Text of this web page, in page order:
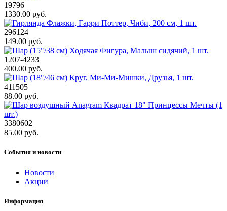
19796
1330.00 руб.
296124
149.00 руб.
1207-4233
400.00 руб.
411505
88.00 руб.
3380602
85.00 руб.
События и новости
Новости
Акции
Информация